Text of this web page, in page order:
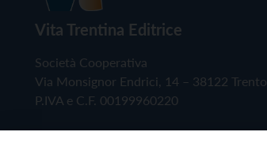
Vita Trentina Editrice
Società Cooperativa
Via Monsignor Endrici, 14 – 38122 Trento
P.IVA e C.F. 00199960220